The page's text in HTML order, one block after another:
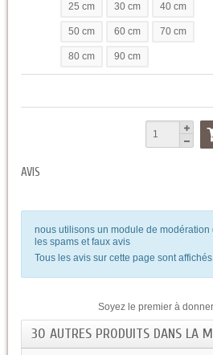
25 cm 30 cm 40 cm
50 cm 60 cm 70 cm
80 cm 90 cm
AVIS
nous utilisons un module de
les spams et faux avis
Tous les avis sur cette page sont
Soyez le premier à
30 AUTRES PRODUITS DANS LA